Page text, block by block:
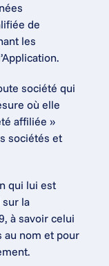
de
les
société qui
où elle
affiliée »
sociétés et
qui lui est
la
à savoir celui
au nom et pour